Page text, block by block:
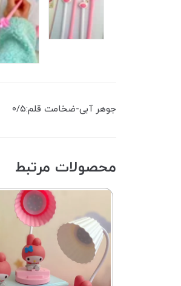
جوهر آبی-ضخامت قلم:۰/۵
محصولات مرتبط